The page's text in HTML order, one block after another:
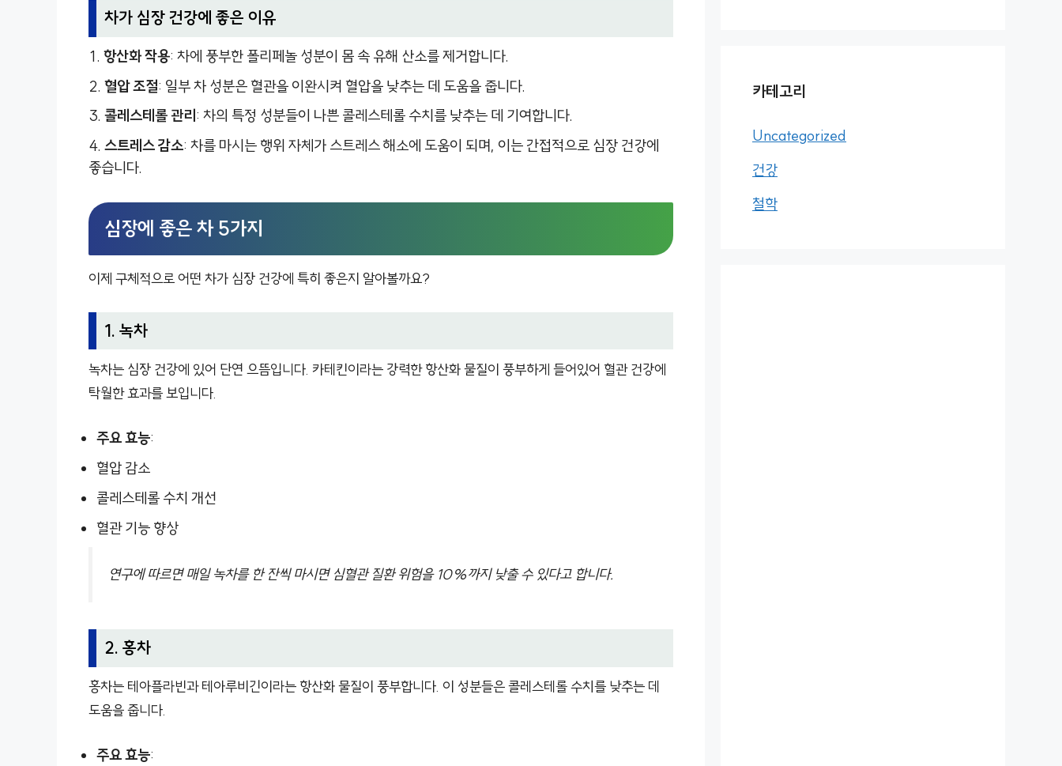
차가 심장 건강에 좋은 이유
항산화 작용: 차에 풍부한 폴리페놀 성분이 몸 속 유해 산소를 제거합니다.
혈압 조절: 일부 차 성분은 혈관을 이완시켜 혈압을 낮추는 데 도움을 줍니다.
콜레스테롤 관리: 차의 특정 성분들이 나쁜 콜레스테롤 수치를 낮추는 데 기여합니다.
스트레스 감소: 차를 마시는 행위 자체가 스트레스 해소에 도움이 되며, 이는 간접적으로 심장 건강에
좋습니다.
심장에 좋은 차 5가지
이제 구체적으로 어떤 차가 심장 건강에 특히 좋은지 알아볼까요?
1. 녹차
녹차는 심장 건강에 있어 단연 으뜸입니다. 카테킨이라는 강력한 항산화 물질이 풍부하게 들어있어 혈관 건강에
탁월한 효과를 보입니다.
주요 효능:
혈압 감소
콜레스테롤 수치 개선
혈관 기능 향상
연구에 따르면 매일 녹차를 한 잔씩 마시면 심혈관 질환 위험을 10%까지 낮출 수 있다고 합니다.
2. 홍차
홍차는 테아플라빈과 테아루비긴이라는 항산화 물질이 풍부합니다. 이 성분들은 콜레스테롤 수치를 낮추는 데
도움을 줍니다.
주요 효능:
카테고리
Uncategorized
건강
철학